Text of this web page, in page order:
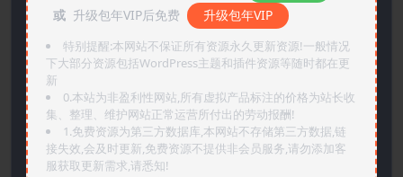
或 升级包年VIP后免费 升级包年VIP
特别提醒:本网站不保证所有资源永久更新资源!一般情况
下大部分资源包括WordPress主题和插件资源等随时都在更
新
0.本站为非盈利性网站,所有虚拟产品标注的价格为站长收
集、整理、维护网站正常运营所付出的劳动报酬!
1.免费资源为第三方数据库,本网站不存储第三方数据,链
接失效,会及时更新,免费资源不提供非会员服务,请勿添加客
服获取更新需求,请悉知!